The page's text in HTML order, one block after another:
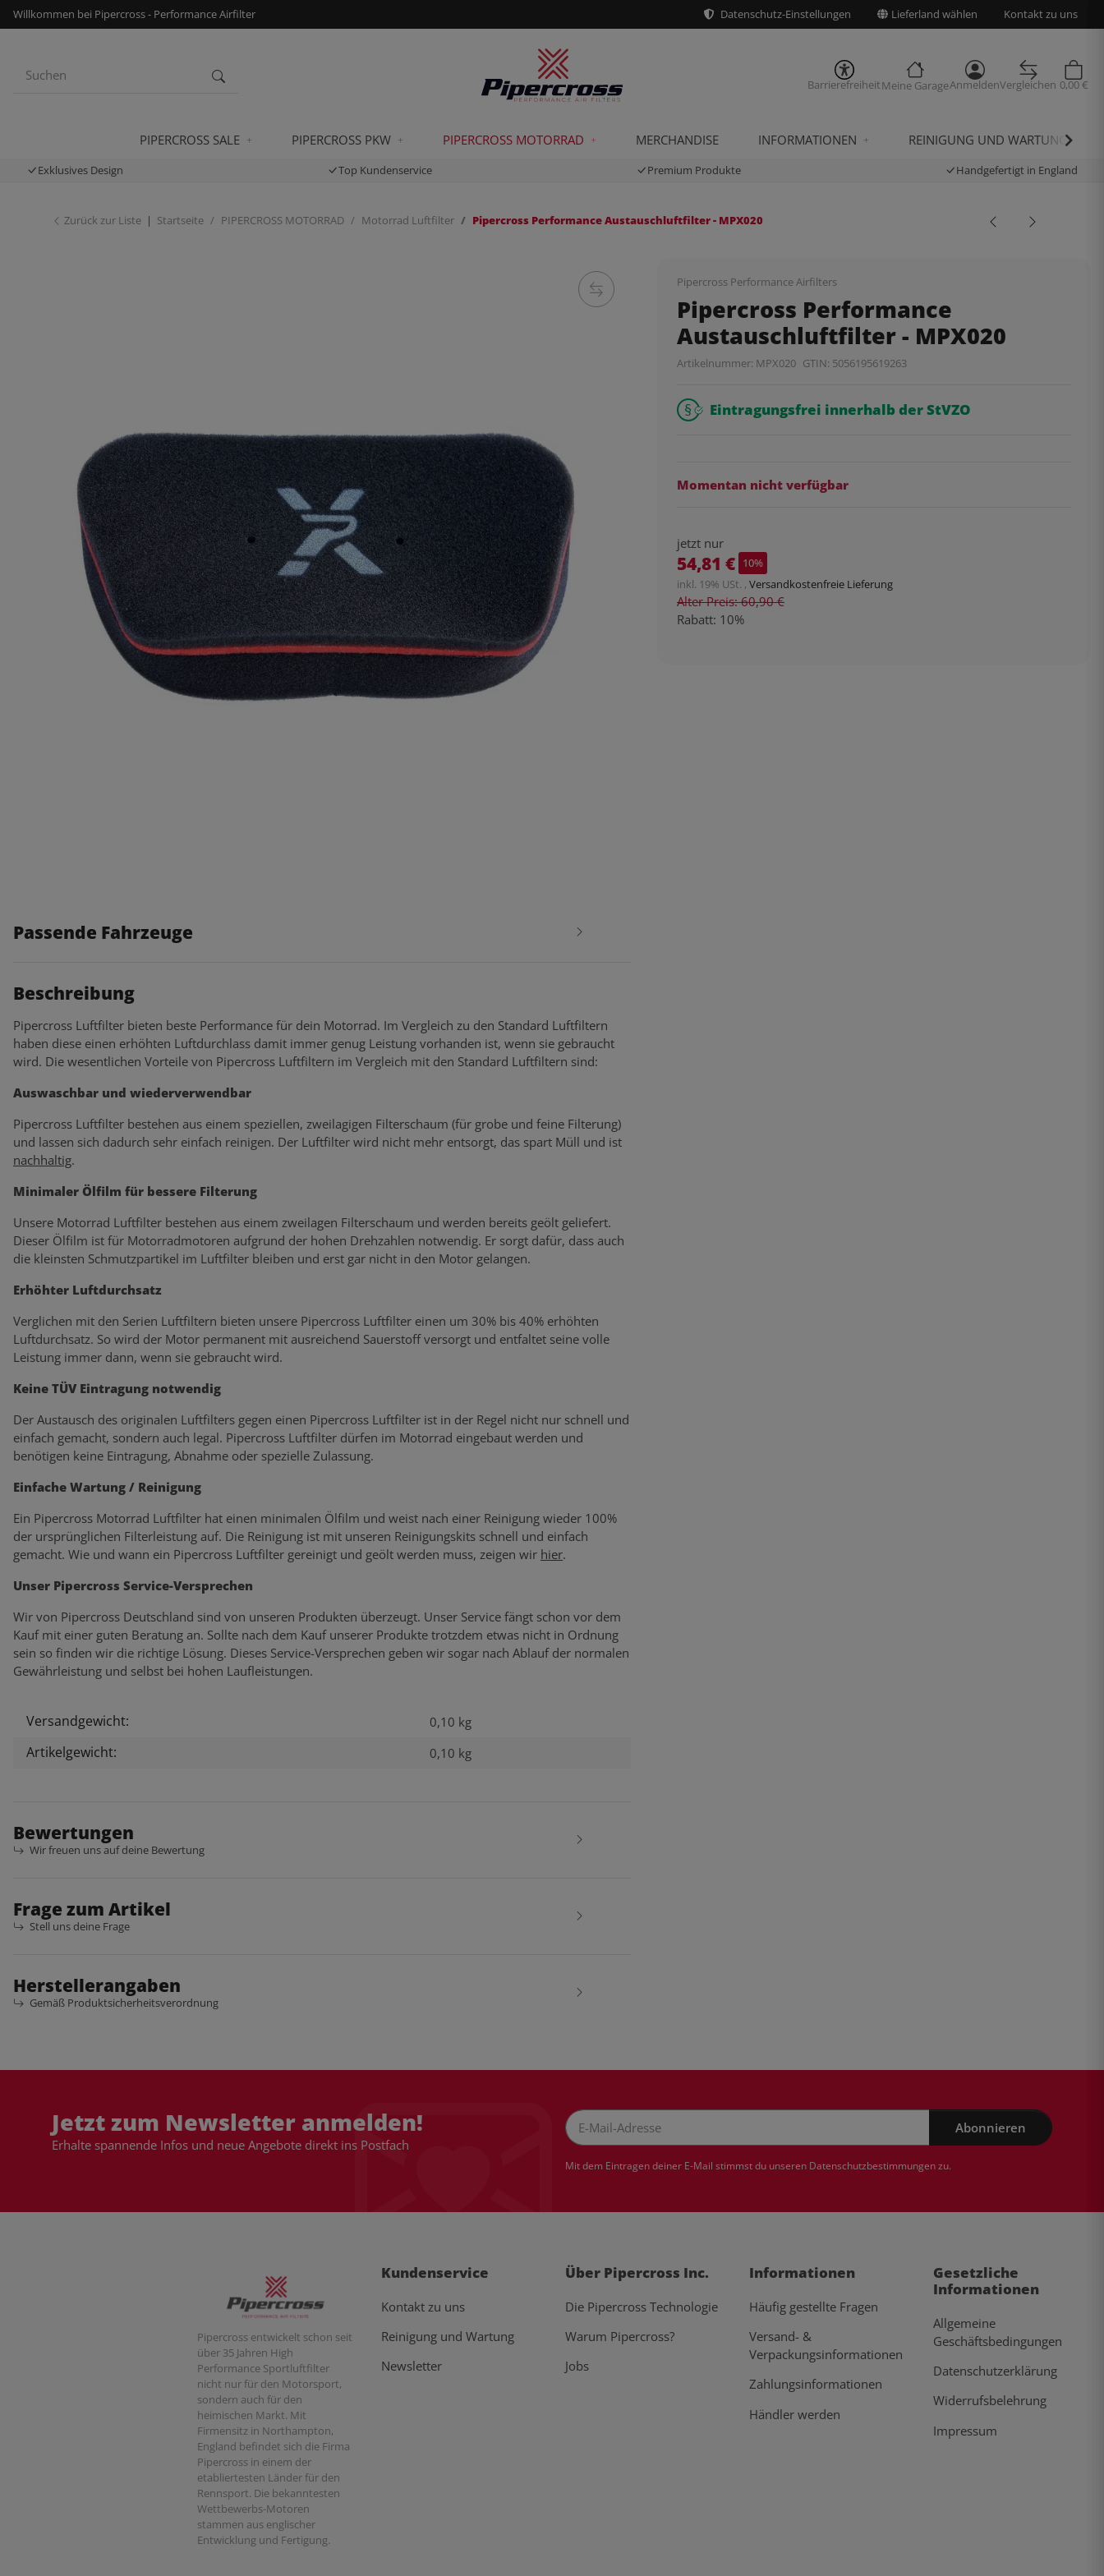
Willkommen bei Pipercross - Performance Airfilter Datenschutz-Einstellungen Lieferland wählen Kontakt zu uns
BarrierefreiheitMeine GarageAnmeldenVergleichen 0,00 €
PIPERCROSS SALE PIPERCROSS PKW PIPERCROSS MOTORRAD MERCHANDISE INFORMATIONEN REINIGUNG UND WARTUNG
Exklusives Design Top Kundenservice Premium Produkte Handgefertigt in England
Zurück zur Liste Startseite PIPERCROSS MOTORRAD Motorrad Luftfilter Pipercross Performance Austauschluftfilter - MPX020
Pipercross Performance Airfilters
Pipercross Performance
Austauschluftfilter - MPX020
Artikelnummer: MPX020 GTIN: 5056195619263
Eintragungsfrei innerhalb der StVZO
Momentan nicht verfügbar
jetzt nur
54,81 € 10%
inkl. 19% USt. , Versandkostenfreie Lieferung
Alter Preis: 60,90 €
Rabatt: 10%
Passende Fahrzeuge
Beschreibung
Pipercross Luftfilter bieten beste Performance für dein Motorrad. Im Vergleich zu den Standard Luftfiltern
haben diese einen erhöhten Luftdurchlass damit immer genug Leistung vorhanden ist, wenn sie gebraucht
wird. Die wesentlichen Vorteile von Pipercross Luftfiltern im Vergleich mit den Standard Luftfiltern sind:
Auswaschbar und wiederverwendbar
Pipercross Luftfilter bestehen aus einem speziellen, zweilagigen Filterschaum (für grobe und feine Filterung)
und lassen sich dadurch sehr einfach reinigen. Der Luftfilter wird nicht mehr entsorgt, das spart Müll und ist
nachhaltig.
Minimaler Ölfilm für bessere Filterung
Unsere Motorrad Luftfilter bestehen aus einem zweilagen Filterschaum und werden bereits geölt geliefert.
Dieser Ölfilm ist für Motorradmotoren aufgrund der hohen Drehzahlen notwendig. Er sorgt dafür, dass auch
die kleinsten Schmutzpartikel im Luftfilter bleiben und erst gar nicht in den Motor gelangen.
Erhöhter Luftdurchsatz
Verglichen mit den Serien Luftfiltern bieten unsere Pipercross Luftfilter einen um 30% bis 40% erhöhten
Luftdurchsatz. So wird der Motor permanent mit ausreichend Sauerstoff versorgt und entfaltet seine volle
Leistung immer dann, wenn sie gebraucht wird.
Keine TÜV Eintragung notwendig
Der Austausch des originalen Luftfilters gegen einen Pipercross Luftfilter ist in der Regel nicht nur schnell und
einfach gemacht, sondern auch legal. Pipercross Luftfilter dürfen im Motorrad eingebaut werden und
benötigen keine Eintragung, Abnahme oder spezielle Zulassung.
Einfache Wartung / Reinigung
Ein Pipercross Motorrad Luftfilter hat einen minimalen Ölfilm und weist nach einer Reinigung wieder 100%
der ursprünglichen Filterleistung auf. Die Reinigung ist mit unseren Reinigungskits schnell und einfach
gemacht. Wie und wann ein Pipercross Luftfilter gereinigt und geölt werden muss, zeigen wir hier.
Unser Pipercross Service-Versprechen
Wir von Pipercross Deutschland sind von unseren Produkten überzeugt. Unser Service fängt schon vor dem
Kauf mit einer guten Beratung an. Sollte nach dem Kauf unserer Produkte trotzdem etwas nicht in Ordnung
sein so finden wir die richtige Lösung. Dieses Service-Versprechen geben wir sogar nach Ablauf der normalen
Gewährleistung und selbst bei hohen Laufleistungen.
Produkteigenschaft
Wert
Versandgewicht: 0,10 kg
Artikelgewicht: 0,10 kg
Bewertungen
Wir freuen uns auf deine Bewertung
Frage zum Artikel
Stell uns deine Frage
Herstellerangaben
Gemäß Produktsicherheitsverordnung
Jetzt zum Newsletter anmelden!
Erhalte spannende Infos und neue Angebote direkt ins Postfach
Abonnieren
Mit dem Eintragen deiner E-Mail stimmst du unseren Datenschutzbestimmungenzu.
Pipercross entwickelt schon seit
über 35 Jahren High
Performance Sportluftfilter
nicht nur für den Motorsport,
sondern auch für den
heimischen Markt. Mit
Firmensitz in Northampton,
England befindet sich die Firma
Pipercross in einem der
etabliertesten Länder für den
Rennsport. Die bekanntesten
Wettbewerbs-Motoren
stammen aus englischer
Entwicklung und Fertigung.
Kundenservice
Kontakt zu uns
Reinigung und Wartung
Newsletter
Über Pipercross Inc.
Die Pipercross Technologie
Warum Pipercross?
Jobs
Informationen
Häufig gestellte Fragen
Versand- &
Verpackungsinformationen
Zahlungsinformationen
Händler werden
Gesetzliche
Informationen
Allgemeine
Geschäftsbedingungen
Datenschutzerklärung
Widerrufsbelehrung
Impressum